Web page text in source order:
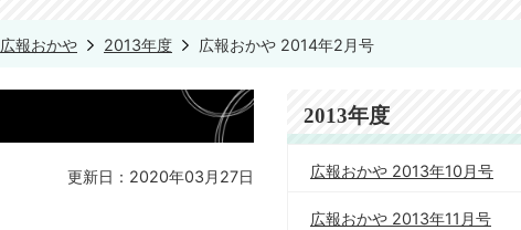
広報おかや 2013年度 広報おかや 2014年2月号
更新日：2020年03月27日
2013年度
広報おかや 2013年10月号
広報おかや 2013年11月号